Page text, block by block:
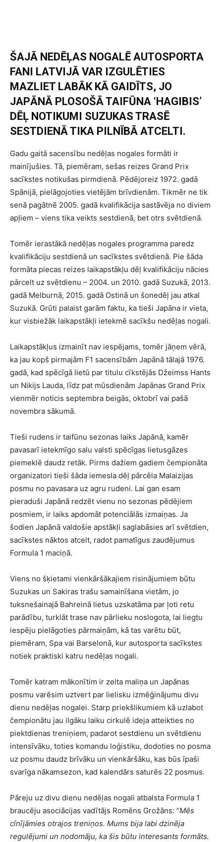
ŠAJĀ NEDĒĻAS NOGALĒ AUTOSPORTA
FANI LATVIJĀ VAR IZGULĒTIES
MAZLIET LABĀK KĀ GAIDĪTS, JO
JAPĀNĀ PLOSOŠĀ TAIFŪNA ‘HAGIBIS’
DĒĻ NOTIKUMI SUZUKAS TRASĒ
SESTDIENĀ TIKA PILNĪBĀ ATCELTI.
Gadu gaitā sacensību nedēļas nogales formāti ir
mainījušies. Tā, piemēram, sešas reizes Grand Prix
sacīkstes notikušas pirmdienā. Pēdējoreiz 1972. gadā
Spānijā, pielāgojoties vietējām brīvdienām. Tikmēr ne tik
senā pagātnē 2005. gadā kvalifikācija sastāvēja no diviem
apļiem – viens tika veikts sestdienā, bet otrs svētdienā.
Tomēr ierastākā nedēļas nogales programma paredz
kvalifikāciju sestdienā un sacīkstes svētdienā. Pie šāda
formāta piecas reizes laikapstākļu dēļ kvalifikāciju nācies
pārcelt uz svētdienu – 2004. un 2010. gadā Suzukā, 2013.
gadā Melburnā, 2015. gadā Ostinā un šonedēļ jau atkal
Suzukā. Grūti palaist garām faktu, ka tieši Japāna ir vieta,
kur visbiežāk laikapstākļi ietekmē sacīkšu nedēļas nogali.
Laikapstākļus izmainīt nav iespējams, tomēr jāņem vērā,
ka jau kopš pirmajām F1 sacensībām Japānā tālajā 1976.
gadā, kad spēcīgā lietū par titulu cīkstējās Džeimss Hants
un Nikijs Lauda, līdz pat mūsdienām Japānas Grand Prix
vienmēr noticis septembra beigās, oktobrī vai pašā
novembra sākumā.
Tieši rudens ir taifūnu sezonas laiks Japānā, kamēr
pavasarī ietekmīgo salu valsti spēcīgas lietusgāzes
piemeklē daudz retāk. Pirms dažiem gadiem čempionāta
organizatori tieši šāda iemesla dēļ pārcēla Malaizijas
posmu no pavasara uz agru rudeni. Lai gan esam
pieraduši Japānā redzēt vienu no sezonas pēdējiem
posmiem, ir laiks apdomāt potenciālās izmaiņas. Ja
šodien Japānā valdošie apstākļi saglabāsies arī svētdien,
sacīkstes nāktos atcelt, radot pamatīgus zaudējumus
Formula 1 maciņā.
Viens no šķietami vienkāršākajiem risinājumiem būtu
Suzukas un Sakiras trašu samainīšana vietām, jo
tuksnešainajā Bahreinā lietus uzskatāma par ļoti retu
parādību, turklāt trase nav pārlieku noslogota, lai liegtu
iespēju pielāgoties pārmaiņām, kā tas varētu būt,
piemēram, Spa vai Barselonā, kur autosporta sacīkstes
notiek praktiski katru nedēļas nogali.
Tomēr katram mākonītim ir zelta maliņa un Japānas
posmu varēsim uztvert par lielisku izmēģinājumu divu
dienu nedēļas nogalei. Starp priekšlikumiem kā uzlabot
čempionātu jau ilgāku laiku cirkulē ideja atteikties no
piektdienas treniņiem, padarot sestdienu un svētdienu
intensīvāku, toties komandu loģistiku, dodoties no posma
uz posmu daudz brīvāku un vienkāršāku, kas būs īpaši
svarīga nākamsezon, kad kalendārs saturēs 22 posmus.
Pāreju uz divu dienu nedēļas nogali atbalsta Formula 1
braucēju asociācijas vadītājs Romēns Grožāns: “Mēs
cīnījāmies otrajos treniņos. Mums bija labi dzinēja
regulējumi un nodomāju, ka šis būtu interesants formāts.